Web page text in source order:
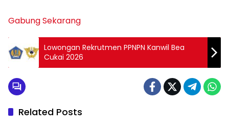
Gabung Sekarang
Lowongan Rekrutmen PPNPN Kanwil Bea
Cukai 2026
Related Posts